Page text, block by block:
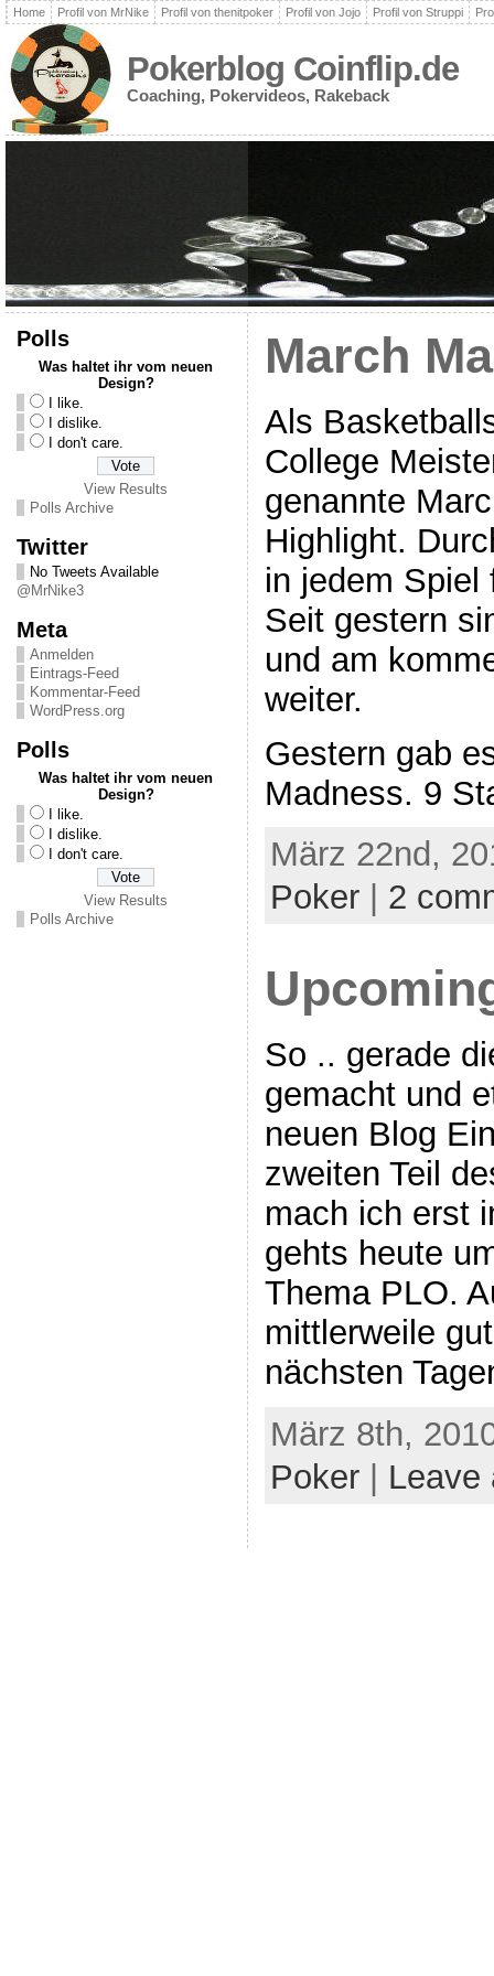
Home Profil von MrNike Profil von thenitpoker Profil von Jojo Profil von Struppi
Pokerblog Coinflip.de
Coaching, Pokervideos, Rakeback
Polls
Was haltet ihr vom neuen
Design?
I like.
I dislike.
I don't care.
View Results
Polls Archive
Twitter
No Tweets Available
@MrNike3
Meta
Anmelden
Eintrags-Feed
Kommentar-Feed
WordPress.org
Polls
Was haltet ihr vom neuen
Design?
I like.
I dislike.
I don't care.
View Results
Polls Archive
March
Als
College
genannte
Highlight.
in jedem Spiel
Seit gestern
und am
weiter.
Gestern gab
Madness. 9
März 22nd,
Poker| 2
So .. gerade
gemacht und
neuen Blog
zweiten Teil
mach ich erst
gehts heute
Thema PLO.
mittlerweile
nächsten
März 8th,
Poker| Leave